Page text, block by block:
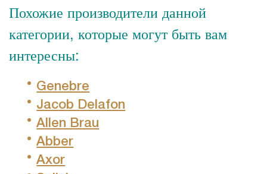
Похожие производители данной
категории, которые могут быть вам
интересны:
Genebre
Jacob Delafon
Allen Brau
Abber
Axor